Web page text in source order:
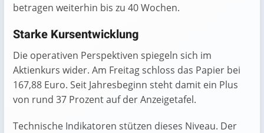
betragen weiterhin bis zu 40 Wochen.
Starke Kursentwicklung
Die operativen Perspektiven spiegeln sich im
Aktienkurs wider. Am Freitag schloss das Papier bei
167,88 Euro. Seit Jahresbeginn steht damit ein Plus
von rund 37 Prozent auf der Anzeigetafel.
Technische Indikatoren stützen dieses Niveau. Der